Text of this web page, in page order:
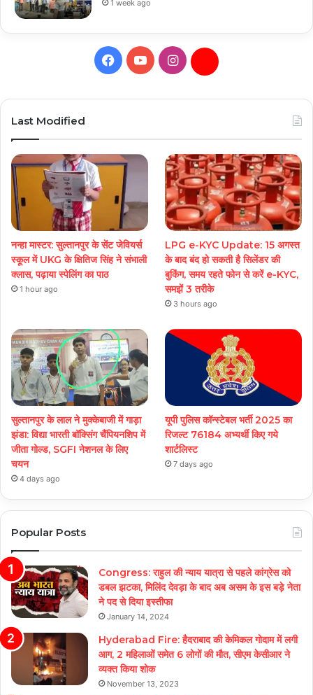
1 week ago
Facebook
YouTubeInstagramDaily
Last Modified
नन्हा मास्टर: सुल्तानपुर के सेंट जेवियर्स
स्कूल में UKG के क्षितिज सिंह ने संभाली
क्लास, पढ़ाया स्पेलिंग का पाठ
1 hour ago
LPG e-KYC Update: 15 अगस्त
के बाद बंद हो सकती है सिलेंडर की
बुकिंग, समय रहते फोन से करें e-KYC,
समझें 3 तरीके
3 hours ago
सुल्तानपुर के लाल ने मुक्केबाजी में गाड़ा
झंडा: विद्या भारती बॉक्सिंग चैंपियनशिप में
जीता गोल्ड, SGFI नेशनल के लिए
चयन
4 days ago
यूपी पुलिस कॉन्स्टेबल भर्ती 2025 का
रिजल्ट 76184 अभ्यर्थी किए गये
शार्टलिस्ट
7 days ago
Popular Posts
Congress: राहुल की न्याय यात्रा से पहले कांग्रेस को
डबल झटका, मिलिंद देवड़ा के बाद अब असम के इस बड़े नेता
ने पद से दिया इस्तीफा
January 14, 2024
Hyderabad Fire: हैदराबाद की केमिकल गोदाम में लगी
आग, 2 महिलाओं समेत 6 लोगों की मौत, सीएम केसीआर ने
व्यक्त किया शोक
November 13, 2023